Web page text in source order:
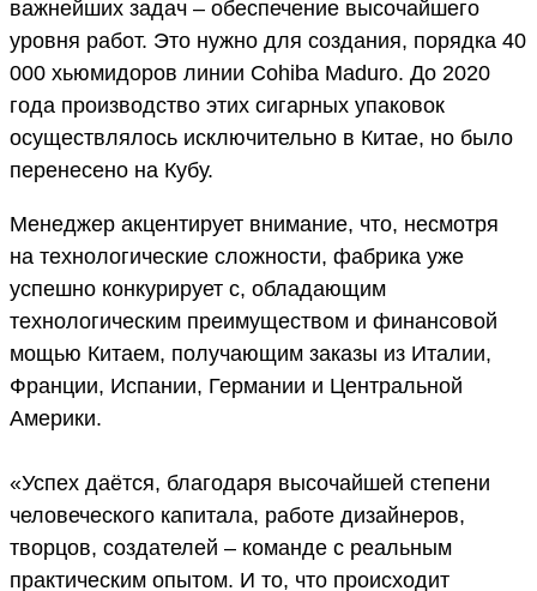
важнейших задач – обеспечение высочайшего
уровня работ. Это нужно для создания, порядка 40
000 хьюмидоров линии Cohiba Maduro. До 2020
года производство этих сигарных упаковок
осуществлялось исключительно в Китае, но было
перенесено на Кубу.
Менеджер акцентирует внимание, что, несмотря
на технологические сложности, фабрика уже
успешно конкурирует с, обладающим
технологическим преимуществом и финансовой
мощью Китаем, получающим заказы из Италии,
Франции, Испании, Германии и Центральной
Америки.
«Успех даётся, благодаря высочайшей степени
человеческого капитала, работе дизайнеров,
творцов, создателей – команде с реальным
практическим опытом. И то, что происходит